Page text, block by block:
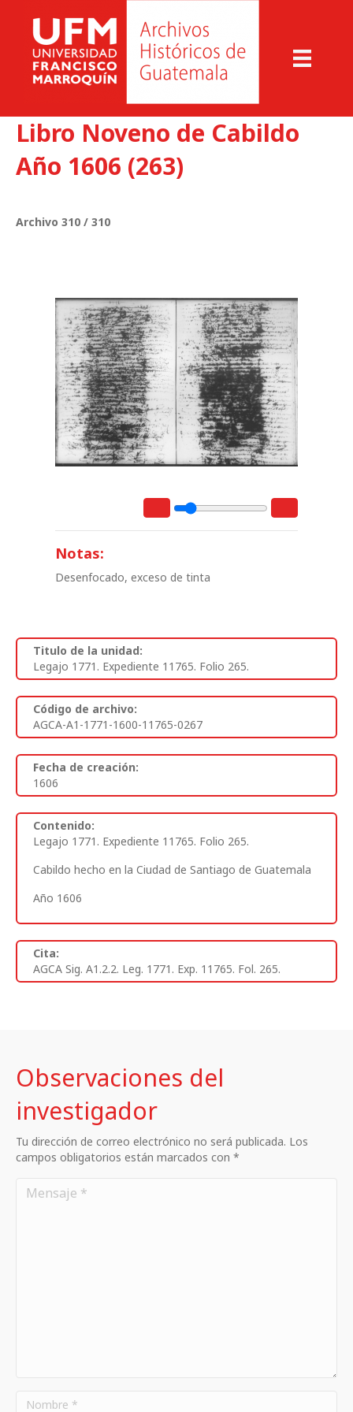
Libro Noveno de Cabildo
Año 1606 (263)
Archivo 310 / 310
Notas:
Desenfocado, exceso de tinta
Titulo de la unidad:
Legajo 1771. Expediente 11765. Folio 265.
Código de archivo:
AGCA-A1-1771-1600-11765-0267
Fecha de creación:
1606
Contenido:
Legajo 1771. Expediente 11765. Folio 265.
Cabildo hecho en la Ciudad de Santiago de Guatemala
Año 1606
Cita:
AGCA Sig. A1.2.2. Leg. 1771. Exp. 11765. Fol. 265.
Observaciones del
investigador
Tu dirección de correo electrónico no será publicada. Los
campos obligatorios están marcados con *